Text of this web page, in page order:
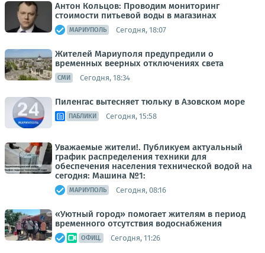
Антон Кольцов: Проводим мониторинг
стоимости питьевой воды в магазинах
МАРИУПОЛЬ Сегодня, 18:07
Жителей Мариуполя предупредили о
временных веерных отключениях света
СМИ Сегодня, 18:34
Пиленгас вытесняет тюльку в Азовском море
ПАБЛИКИ Сегодня, 15:58
Уважаемые жители!. Публикуем актуальный
график распределения техники для
обеспечения населения технической водой на
сегодня: Машина №1:
МАРИУПОЛЬ Сегодня, 08:16
«Уютный город» помогает жителям в период
временного отсутствия водоснабжения
ОФИЦ. Сегодня, 11:26